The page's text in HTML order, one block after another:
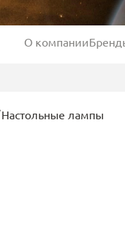
О компании
Настольные лампы